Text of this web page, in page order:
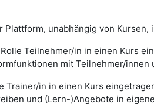
Plattform, unabhängig von
Teilnehmer/in in einen Kurs
mit Teilnehmer/
Trainer/in in einen Kurs
und (Lern-)Angebote in